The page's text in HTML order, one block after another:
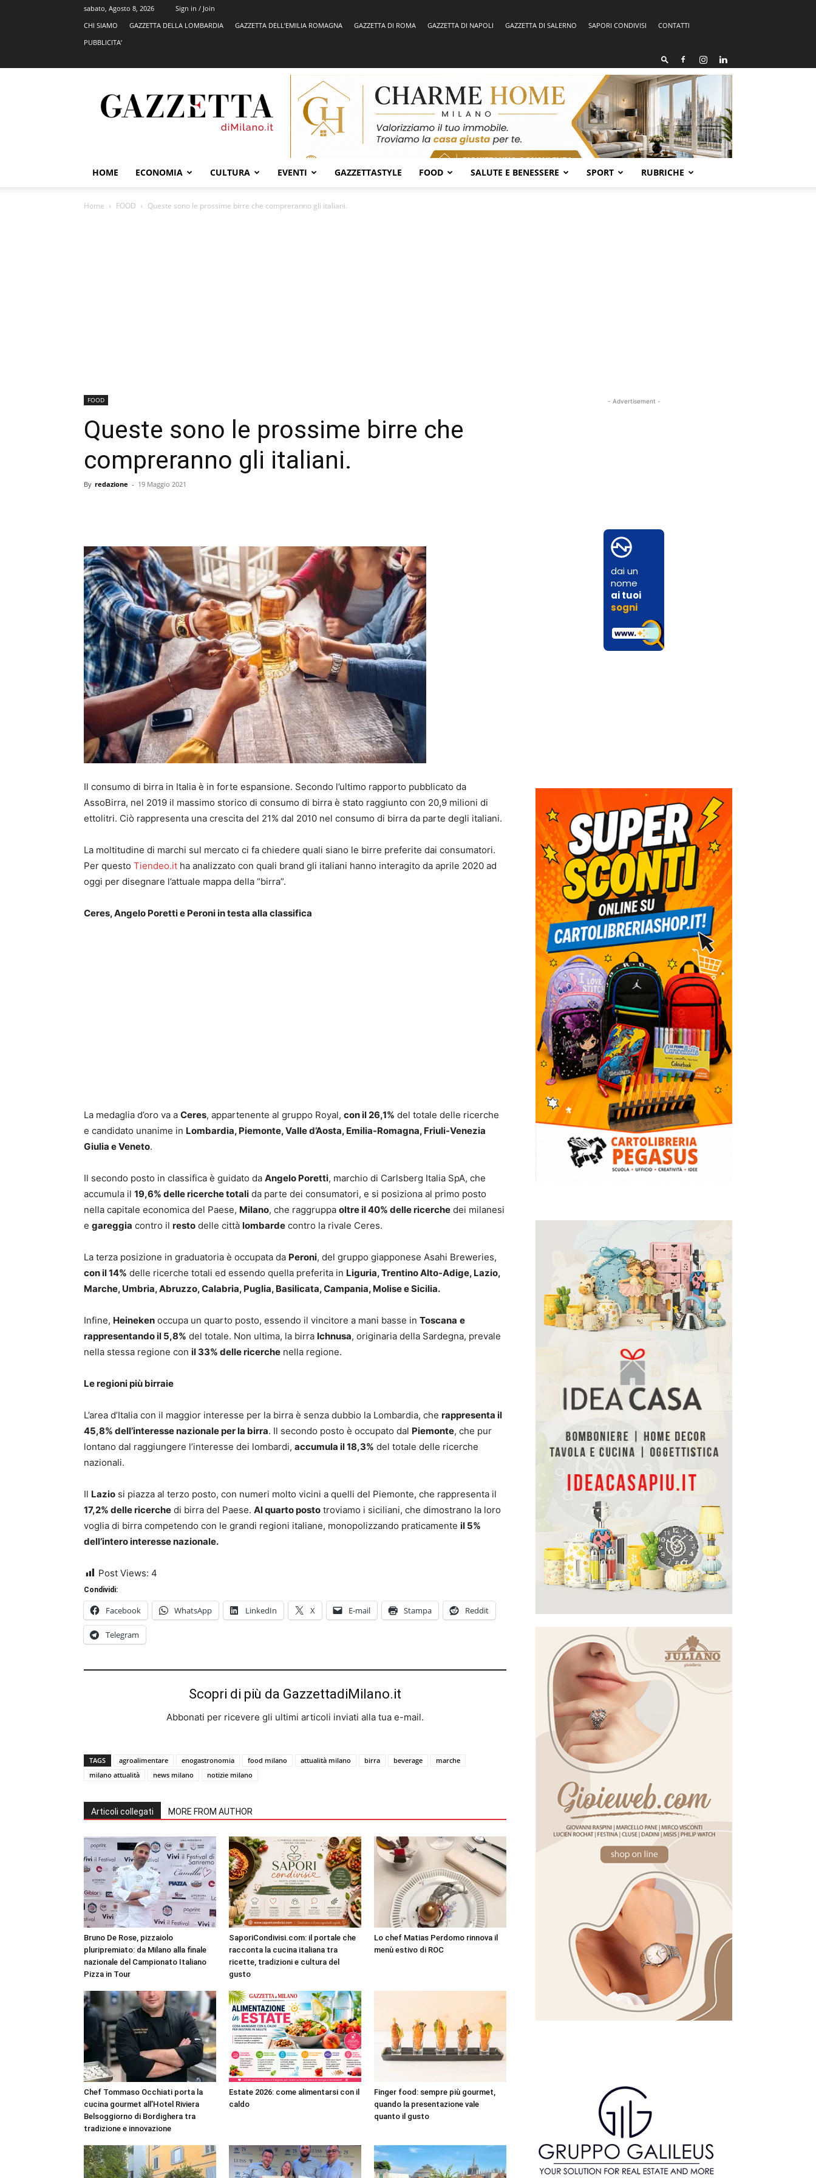
sabato, Agosto 8, 2026
Sign in / Join
CHI SIAMO
GAZZETTA DELLA LOMBARDIA GAZZETTA DELL’EMILIA ROMAGNA GAZZETTA DI ROMA GAZZETTA DI NAPOLI GAZZETTA DI SALERNO SAPORI CONDIVISI
CONTATTI
PUBBLICITA’
HOME ECONOMIA CULTURA EVENTI GAZZETTASTYLE FOOD SALUTE E BENESSERE SPORT RUBRICHE
Home FOOD Queste sono le prossime birre che compreranno gli italiani.
FOOD
Queste sono le prossime birre che
compreranno gli italiani.
By redazione - 19 Maggio 2021
Il consumo di birra in Italia è in forte espansione. Secondo l’ultimo rapporto pubblicato da
AssoBirra, nel 2019 il massimo storico di consumo di birra è stato raggiunto con 20,9 milioni di
ettolitri. Ciò rappresenta una crescita del 21% dal 2010 nel consumo di birra da parte degli italiani.
La moltitudine di marchi sul mercato ci fa chiedere quali siano le birre preferite dai consumatori.
Per questo Tiendeo.it ha analizzato con quali brand gli italiani hanno interagito da aprile 2020 ad
oggi per disegnare l’attuale mappa della “birra”.
Ceres, Angelo Poretti e Peroni in testa alla classifica
La medaglia d’oro va a Ceres, appartenente al gruppo Royal, con il 26,1% del totale delle ricerche
e candidato unanime in Lombardia, Piemonte, Valle d’Aosta, Emilia-Romagna, Friuli-Venezia
Giulia e Veneto.
Il secondo posto in classifica è guidato da Angelo Poretti, marchio di Carlsberg Italia SpA, che
accumula il 19,6% delle ricerche totali da parte dei consumatori, e si posiziona al primo posto
nella capitale economica del Paese, Milano, che raggruppa oltre il 40% delle ricerche dei milanesi
e gareggia contro il resto delle città lombarde contro la rivale Ceres.
La terza posizione in graduatoria è occupata da Peroni, del gruppo giapponese Asahi Breweries,
con il 14% delle ricerche totali ed essendo quella preferita in Liguria, Trentino Alto-Adige, Lazio,
Marche, Umbria, Abruzzo, Calabria, Puglia, Basilicata, Campania, Molise e Sicilia.
Infine, Heineken occupa un quarto posto, essendo il vincitore a mani basse in Toscana e
rappresentando il 5,8% del totale. Non ultima, la birra Ichnusa, originaria della Sardegna, prevale
nella stessa regione con il 33% delle ricerche nella regione.
Le regioni più birraie
L’area d’Italia con il maggior interesse per la birra è senza dubbio la Lombardia, che rappresenta il
45,8% dell’interesse nazionale per la birra. Il secondo posto è occupato dal Piemonte, che pur
lontano dal raggiungere l’interesse dei lombardi, accumula il 18,3% del totale delle ricerche
nazionali.
Il Lazio si piazza al terzo posto, con numeri molto vicini a quelli del Piemonte, che rappresenta il
17,2% delle ricerche di birra del Paese. Al quarto posto troviamo i siciliani, che dimostrano la loro
voglia di birra competendo con le grandi regioni italiane, monopolizzando praticamente il 5%
dell’intero interesse nazionale.
Post Views: 4
Condividi:
Facebook WhatsApp LinkedIn X E-mail Stampa Reddit
Telegram
Scopri di più da GazzettadiMilano.it
Abbonati per ricevere gli ultimi articoli inviati alla tua e-mail.
TAGS agroalimentare enogastronomia food milano attualità milano birra beverage
marche
milano attualità
news milano notizie milano
Articoli collegati MORE FROM AUTHOR
Bruno De Rose, pizzaiolo
pluripremiato: da Milano alla finale
nazionale del Campionato Italiano
Pizza in Tour
SaporiCondivisi.com: il portale che
racconta la cucina italiana tra
ricette, tradizioni e cultura del
gusto
Lo chef Matias Perdomo rinnova il
menù estivo di ROC
Chef Tommaso Occhiati porta la
cucina gourmet all’Hotel Riviera
Belsoggiorno di Bordighera tra
tradizione e innovazione
Estate 2026: come alimentarsi con il
caldo
Finger food: sempre più gourmet,
quando la presentazione vale
quanto il gusto
- Advertisement -